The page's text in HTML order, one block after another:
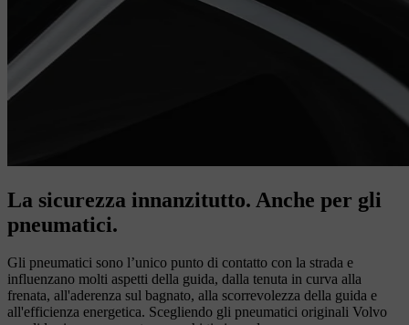
La sicurezza innanzitutto. Anche per gli
pneumatici.
Gli pneumatici sono l’unico punto di contatto con la strada e
influenzano molti aspetti della guida, dalla tenuta in curva alla
frenata, all'aderenza sul bagnato, alla scorrevolezza della guida e
all'efficienza energetica. Scegliendo gli pneumatici originali Volvo